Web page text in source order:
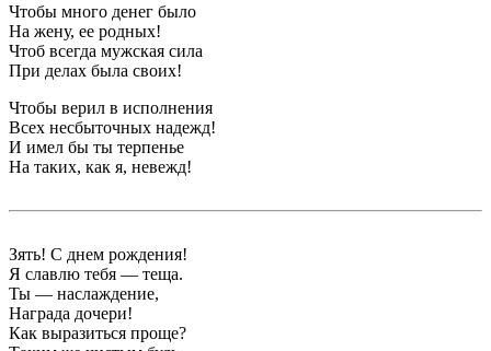
Чтобы много денег было
На жену, ее родных!
Чтоб всегда мужская сила
При делах была своих!
Чтобы верил в исполнения
Всех несбыточных надежд!
И имел бы ты терпенье
На таких, как я, невежд!
Зять! С днем рождения!
Я славлю тебя — теща.
Ты — наслаждение,
Награда дочери!
Как выразиться проще?